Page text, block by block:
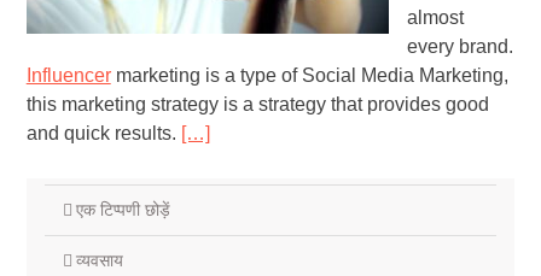
almost
every brand.
Influencermarketing is a type of Social Media Marketing,
this marketing strategy is a strategy that provides good
and quick results. […]
एक टिप्पणी छोड़ें
व्यवसाय